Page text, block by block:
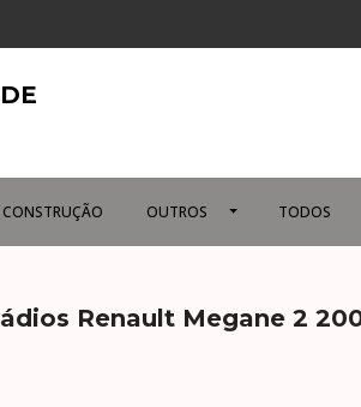
CONSTRUÇÃO OUTROS TODOS
Renault Megane 2